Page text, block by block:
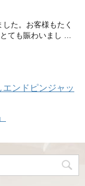
た。お客様もたく
ても賑わいまし ...
ンドピンジャッ